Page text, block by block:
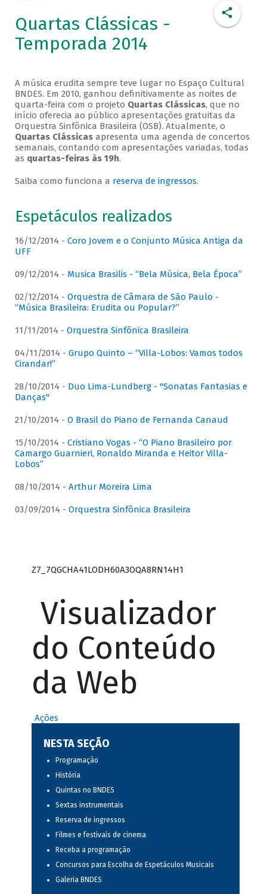
Quartas Clássicas -
Temporada 2014
A música erudita sempre teve lugar no Espaço Cultural
BNDES. Em 2010, ganhou definitivamente as noites de
quarta-feira com o projeto Quartas Clássicas, que no
início oferecia ao público apresentações gratuitas da
Orquestra Sinfônica Brasileira (OSB). Atualmente, o
Quartas Clássicasapresenta uma agenda de concertos
semanais, contando com apresentações variadas, todas
as quartas-feiras às 19h.
Saiba como funciona a reserva de ingressos.
Espetáculos realizados
16/12/2014 - Coro Jovem e o Conjunto Música Antiga da
UFF
09/12/2014 - Musica Brasilis - “Bela Música, Bela Época”
02/12/2014 - Orquestra de Câmara de São Paulo -
“Música Brasileira: Erudita ou Popular?”
11/11/2014 - Orquestra Sinfônica Brasileira
04/11/2014 - Grupo Quinto – “Villa-Lobos: Vamos todos
Cirandar!”
28/10/2014 - Duo Lima-Lundberg - "Sonatas Fantasias e
Danças"
21/10/2014 - O Brasil do Piano de Fernanda Canaud
15/10/2014 - Cristiano Vogas - “O Piano Brasileiro por
Camargo Guarnieri, Ronaldo Miranda e Heitor Villa-
Lobos”
08/10/2014 - Arthur Moreira Lima
03/09/2014 - Orquestra Sinfônica Brasileira
Z7_7QGCHA41LODH60A3OQA8RN14H1
Visualizador
do Conteúdo
da Web
Ações
NESTA SEÇÃO
Programação
História
Quintas no BNDES
Sextas instrumentais
Reserva de ingressos
Filmes e festivais de cinema
Receba a programação
Concursos para Escolha de Espetáculos Musicais
Galeria BNDES